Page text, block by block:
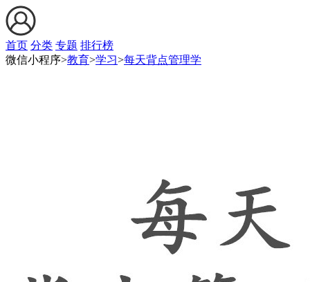
首页 分类 专题 排行榜
微信小程序>教育>学习>每天背点管理学